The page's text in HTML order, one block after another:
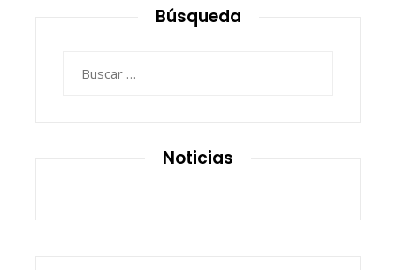
Búsqueda
Noticias